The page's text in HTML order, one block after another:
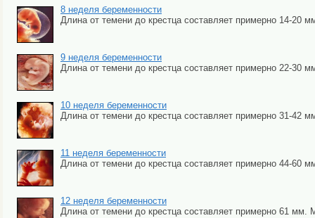
8 неделя беременности
Длина от темени до крестца составляет примерно 14-20
9 неделя беременности
Длина от темени до крестца составляет примерно 22-30
10 неделя беременности
Длина от темени до крестца составляет примерно 31-
11 неделя беременности
Длина от темени до крестца составляет примерно 44-
12 неделя беременности
Длина от темени до крестца составляет примерно 61